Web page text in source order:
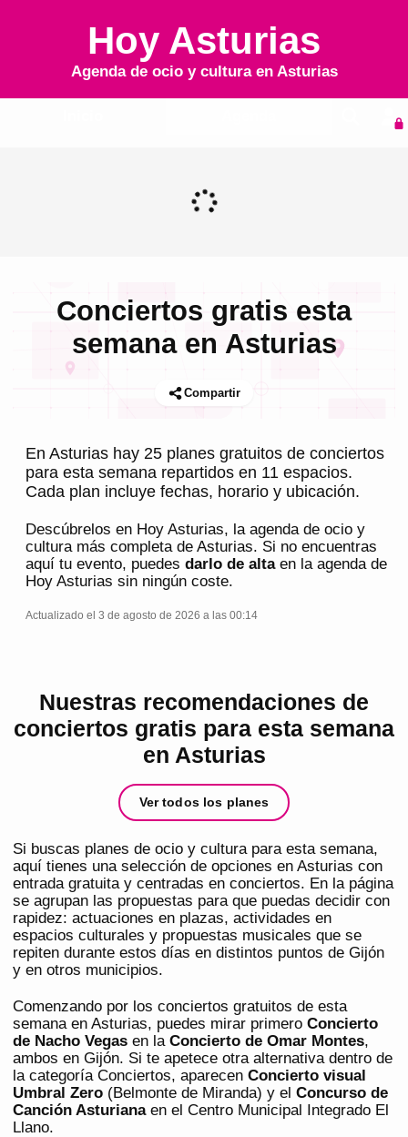
Hoy Asturias
Agenda de ocio y cultura en Asturias
Conciertos gratis esta
semana en Asturias
Compartir
En Asturias hay 25 planes gratuitos de conciertos
para esta semana repartidos en 11 espacios.
Cada plan incluye fechas, horario y ubicación.
Descúbrelos en Hoy Asturias, la agenda de ocio y
cultura más completa de Asturias. Si no encuentras
aquí tu evento, puedes darlo de altaen la agenda de
Hoy Asturias sin ningún coste.
Actualizado el 3 de agosto de 2026 a las 00:14
Nuestras recomendaciones de
conciertos gratis para esta semana
en Asturias
Ver todos los planes
Si buscas planes de ocio y cultura para esta semana,
aquí tienes una selección de opciones en Asturias con
entrada gratuita y centradas en conciertos. En la página
se agrupan las propuestas para que puedas decidir con
rapidez: actuaciones en plazas, actividades en
espacios culturales y propuestas musicales que se
repiten durante estos días en distintos puntos de Gijón
y en otros municipios.
Comenzando por los conciertos gratuitos de esta
semana en Asturias, puedes mirar primero Concierto
de Nacho Vegas en la Concierto de Omar Montes,
ambos en Gijón. Si te apetece otra alternativa dentro de
la categoría Conciertos, aparecen Concierto visual
Umbral Zero (Belmonte de Miranda) y el Concurso de
Canción Asturianaen el Centro Municipal Integrado El
Llano.